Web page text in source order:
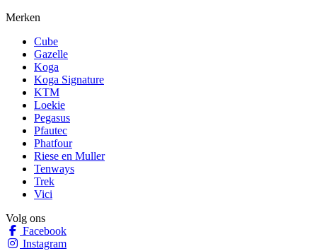
Merken
Cube
Gazelle
Koga
Koga Signature
KTM
Loekie
Pegasus
Pfautec
Phatfour
Riese en Muller
Tenways
Trek
Vici
Volg ons
Facebook
Instagram